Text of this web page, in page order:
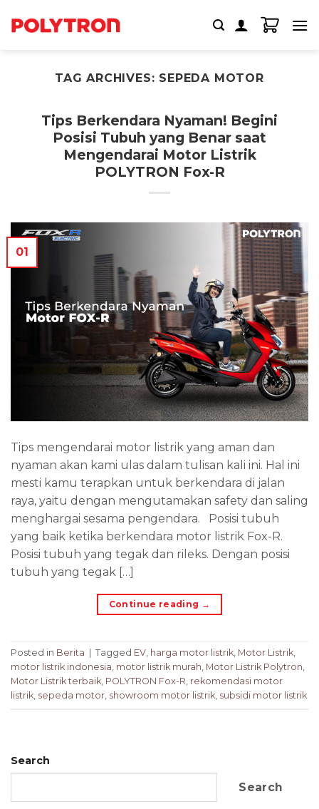
TAG ARCHIVES: SEPEDA MOTOR
Tips Berkendara Nyaman! Begini
Posisi Tubuh yang Benar saat
Mengendarai Motor Listrik
POLYTRON Fox-R
01
Tips mengendarai motor listrik yang aman dan
nyaman akan kami ulas dalam tulisan kali ini. Hal ini
mesti kamu terapkan untuk berkendara di jalan
raya, yaitu dengan mengutamakan safety dan saling
menghargai sesama pengendara. Posisi tubuh
yang baik ketika berkendara motor listrik Fox-R.
Posisi tubuh yang tegak dan rileks. Dengan posisi
tubuh yang tegak […]
Continue reading →
Posted in Berita Tagged EV, harga motor listrik, Motor Listrik,
motor listrik indonesia, motor listrik murah, Motor Listrik Polytron,
Motor Listrik terbaik, POLYTRON Fox-R, rekomendasi motor
listrik, sepeda motor, showroom motor listrik, subsidi motor listrik
Search
Search